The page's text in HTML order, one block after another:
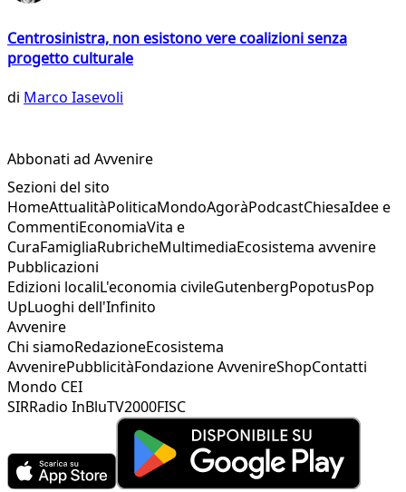
Centrosinistra, non esistono vere coalizioni senza
progetto culturale
di Marco Iasevoli
Abbonati ad Avvenire
Sezioni del sito
HomeAttualitàPoliticaMondoAgoràPodcastChiesaIdee e
CommentiEconomiaVita e
CuraFamigliaRubricheMultimediaEcosistema avvenire
Pubblicazioni
Edizioni localiL'economia civileGutenbergPopotusPop
UpLuoghi dell'Infinito
Avvenire
Chi siamoRedazioneEcosistema
AvvenirePubblicitàFondazione AvvenireShopContatti
Mondo CEI
SIRRadio InBluTV2000FISC